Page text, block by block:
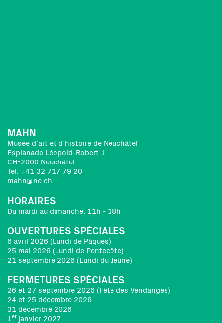
MAHN
Musée d’art et d’histoire de Neuchâtel
Esplanade Léopold-Robert 1
CH-2000 Neuchâtel
Tél. +41 32 717 79 20
mahn@ne.ch
HORAIRES
Du mardi au dimanche: 11h - 18h
OUVERTURES SPÉCIALES
6 avril 2026 (Lundi de Pâques)
25 mai 2026 (Lundi de Pentecôte)
21 septembre 2026 (Lundi du Jeûne)
FERMETURES SPÉCIALES
26 et 27 septembre 2026 (Fête des Vendanges)
24 et 25 décembre 2026
31 décembre 2026
1er janvier 2027